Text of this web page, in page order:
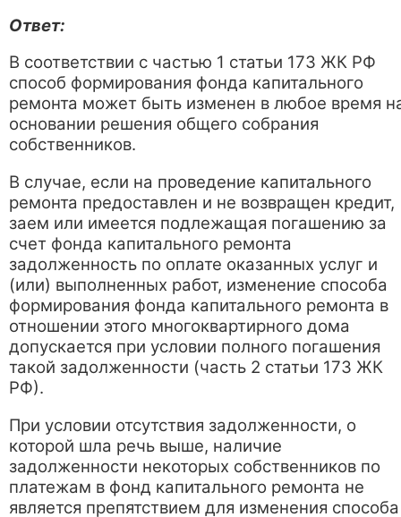
Ответ:
В соответствии с частью 1 статьи 173 ЖК РФ
способ формирования фонда капитального
ремонта может быть изменен в любое время
основании решения общего собрания
собственников.
В случае, если на проведение капитального
ремонта предоставлен и не возвращен кредит,
заем или имеется подлежащая погашению за
счет фонда капитального ремонта
задолженность по оплате оказанных услуг и
(или) выполненных работ, изменение способа
формирования фонда капитального ремонта в
отношении этого многоквартирного дома
допускается при условии полного погашения
такой задолженности (часть 2 статьи 173 ЖК
РФ).
При условии отсутствия задолженности, о
которой шла речь выше, наличие
задолженности некоторых собственников по
платежам в фонд капитального ремонта не
является препятствием для изменения способа